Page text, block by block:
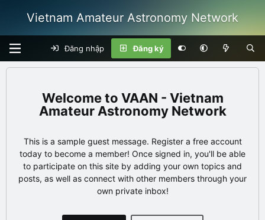
Vietnam Amateur Astronomy Network
Đăng nhập Đăng ký
VAAN - Vietnam
Amateur Astronomy Network
This is a sample guest message. Register a free account
today to become a member! Once signed in, you'll be able
to participate on this site by adding your own topics and
posts, as well as connect with other members through your
own private inbox!